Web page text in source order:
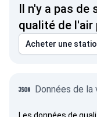
Il n'y a pas de
qualité de l'air
Acheter une
Données de la